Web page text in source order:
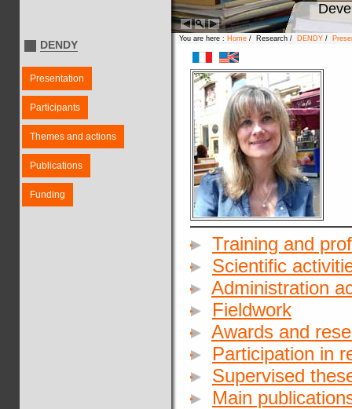
DENDY
Presentation
Participants
Themes and actions
Publications
Funding
You are here : Home / Research / DENDY /
Training and
Scientific
Administration
Fieldwork
Awards and
Participation in
Supervised
Main